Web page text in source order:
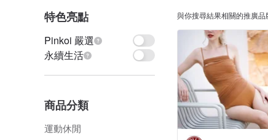
特色亮點
Pinkoi 嚴選
永續生活
商品分類
運動休閒
與你搜尋結果相關的推廣品